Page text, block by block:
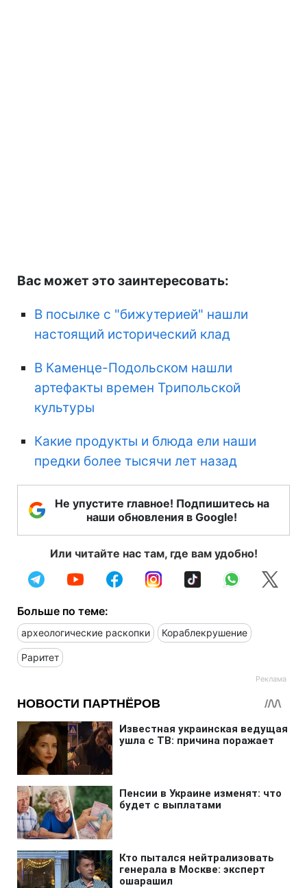
Вас может это заинтересовать:
В посылке с "бижутерией" нашли
настоящий исторический клад
В Каменце-Подольском нашли
артефакты времен Трипольской
культуры
Какие продукты и блюда ели наши
предки более тысячи лет назад
Не упустите главное! Подпишитесь на
наши обновления в Google!
Или читайте нас там, где вам удобно!
Больше по теме:
археологические раскопки Кораблекрушение
Раритет